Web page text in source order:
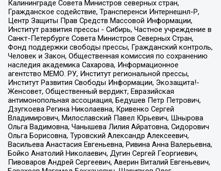
Калининграде Совета Министров северных стран,
Гражданское содействие, Трансперенси Интернешнл-Р,
Центр Защиты Прав Средств Массовой Информации,
Институт развития прессы - Сибирь, Частное учреждение в
Санкт-Петербурге Совета Министров Северных Стран,
Фонд поддержки свободы прессы, Гражданский контроль,
Человек и Закон, Общественная комиссия по сохранению
наследия академика Сахарова, Информационное
агентство МЕМО. РУ, Институт региональной прессы,
Институт Развития Свободы Информации, Экозащита!-
Женсовет, Общественный вердикт, Евразийская
антимонопольная ассоциация, Бедушев Петр Петрович,
Дзугкоева Регина Николаевна, Кривенко Сергей
Владимирович, Милославский Павел Юрьевич, Шнырова
Ольга Вадимовна, Чанышева Лилия Айратовна, Сидорович
Ольга Борисовна, Туровский Александр Алексеевич,
Васильева Анастасия Евгеньевна, Ривина Анна Валерьевна,
Бойко Анатолий Николаевич, Дугин Сергей Георгиевич,
Пивоваров Андрей Сергеевич, Аверин Виталий Евгеньевич,